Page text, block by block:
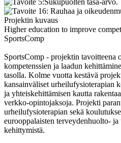
Projektin kuvaus
Higher education to improve
SportsComp
SportsComp - projektin tavoitteena
kompetenssien ja laadun
tasolla. Kolme vuotta kestävä
kansainväliset urheilufysioterapian
ja yhteiskehittämisen kautta
verkko-opintojaksoja. Projekti
urheilufysioterapian sekä
eurooppalaisten terveydenhuolto-
kehittymistä.